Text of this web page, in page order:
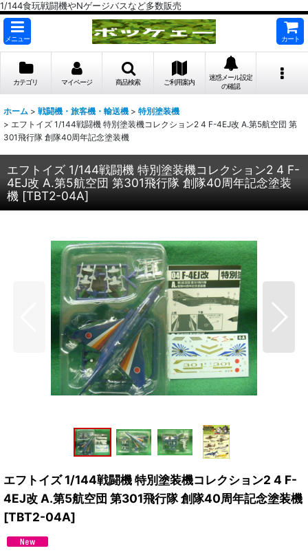
1/144食玩戦闘機やNゲージバスなど多数販売
メニュー カート
カテゴリ マイページ 商品検索 ご利用案内
迷惑メール設定
の確認
ホーム > 戦闘機・旅客機・輸送機 > 特別塗装機
> エフトイズ 1/144戦闘機 特別塗装機コレクション2 4 F-4EJ改 A.第5航空団 第
301飛行隊 創隊40周年記念塗装機
エフトイズ 1/144戦闘機 特別塗装機コレクション2 4 F-
4EJ改 A.第5航空団 第301飛行隊 創隊40周年記念塗装
機 [TBT2-04A]
エフトイズ 1/144戦闘機 特別塗装機コレクション2 4 F-
4EJ改 A.第5航空団 第301飛行隊 創隊40周年記念塗装機
[TBT2-04A]